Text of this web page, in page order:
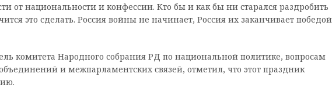
от национальности и конфессии. Кто бы и как бы ни старался раздробить
это сделать. Россия войны не начинает, Россия их заканчивает
комитета Народного собрания РД по национальной политике, вопросам
и межпарламентских связей, отметил, что этот праздник